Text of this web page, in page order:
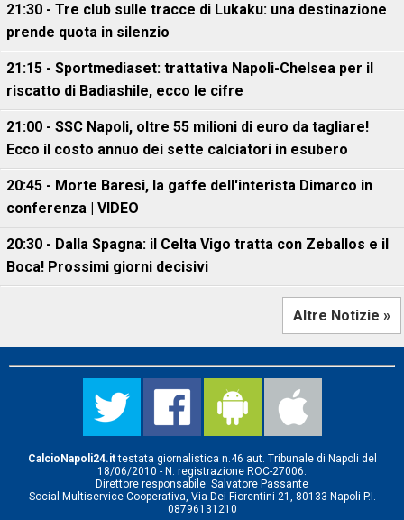
21:30 - Tre club sulle tracce di Lukaku: una destinazione
prende quota in silenzio
21:15 - Sportmediaset: trattativa Napoli-Chelsea per il
riscatto di Badiashile, ecco le cifre
21:00 - SSC Napoli, oltre 55 milioni di euro da tagliare!
Ecco il costo annuo dei sette calciatori in esubero
20:45 - Morte Baresi, la gaffe dell'interista Dimarco in
conferenza | VIDEO
20:30 - Dalla Spagna: il Celta Vigo tratta con Zeballos e il
Boca! Prossimi giorni decisivi
Altre Notizie »
CalcioNapoli24.ittestata giornalistica n.46 aut. Tribunale di Napoli del
18/06/2010 - N. registrazione ROC-27006.
Direttore responsabile: Salvatore Passante
Social Multiservice Cooperativa, Via Dei Fiorentini 21, 80133 Napoli P.I.
08796131210